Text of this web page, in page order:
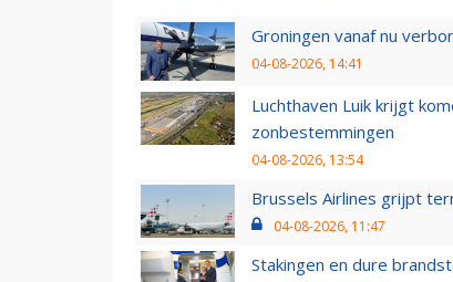
Groningen vanaf nu
04-08-2026, 14:41
Luchthaven Luik krijgt
zonbestemmingen
04-08-2026, 13:54
Brussels Airlines grijpt
04-08-2026, 11:47
Stakingen en dure